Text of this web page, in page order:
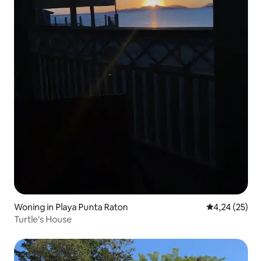
Woning in Playa Punta Raton Gemiddelde
4,24 (25)
Turtle's House